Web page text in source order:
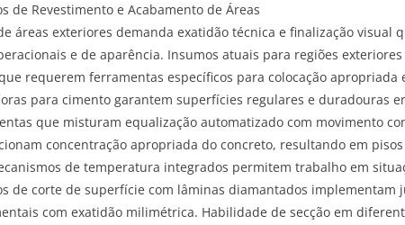
de Revestimento e Acabamento de Áreas
áreas exteriores demanda exatidão técnica e finalização visual
e de aparência. Insumos atuais para regiões
requerem ferramentas específicos para colocação apropriada
para cimento garantem superfícies regulares e duradouras
que misturam equalização automatizado com movimento
concentração apropriada do concreto, resultando em
de temperatura integrados permitem trabalho em
de corte de superfície com lâminas diamantados implementam
com exatidão milimétrica. Habilidade de secção em